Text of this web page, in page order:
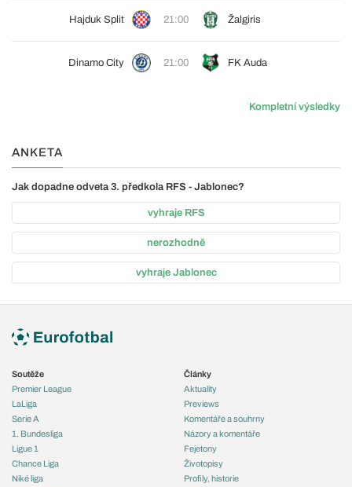
Hajduk Split 21:00 Žalgiris
Dinamo City 21:00 FK Auda
Kompletní výsledky
ANKETA
Jak dopadne odveta 3. předkola RFS - Jablonec?
vyhraje RFS
nerozhodně
vyhraje Jablonec
Soutěže
Premier League
LaLiga
Serie A
1. Bundesliga
Ligue 1
Chance Liga
Niké liga
Články
Aktuality
Previews
Komentáře a souhrny
Názory a komentáře
Fejetony
Životopisy
Profily, historie